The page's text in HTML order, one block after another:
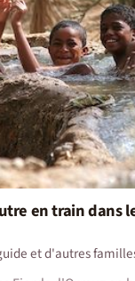
en train dans
et d'autres